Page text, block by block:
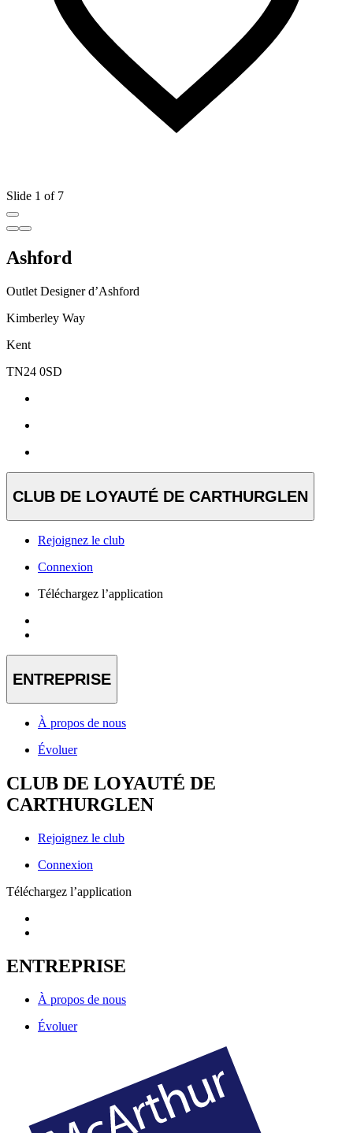
Slide 1 of 7
Ashford
Outlet Designer d’Ashford
Kimberley Way
Kent
TN24 0SD
CLUB DE LOYAUTÉ DE CARTHURGLEN
Rejoignez le club
Connexion
Téléchargez l’application
ENTREPRISE
À propos de nous
Évoluer
CLUB DE LOYAUTÉ DE
CARTHURGLEN
Rejoignez le club
Connexion
Téléchargez l’application
ENTREPRISE
À propos de nous
Évoluer